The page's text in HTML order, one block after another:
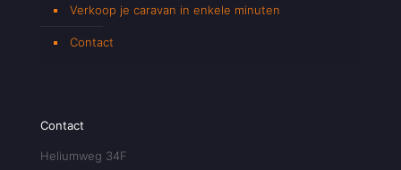
Verkoop je caravan in enkele minuten
Contact
Contact
Heliumweg 34F